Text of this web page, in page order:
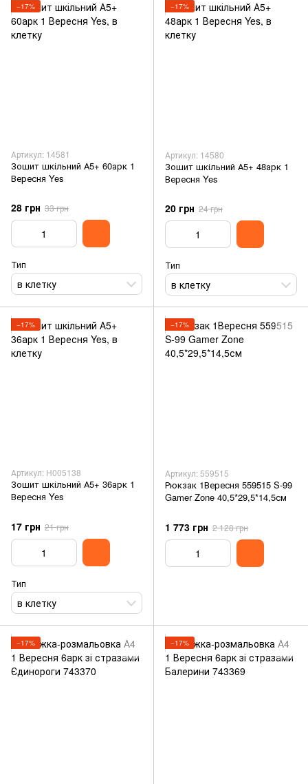
−17%
Артикул: 14581
Зошит шкільний А5+ 60арк 1
Вересня Yes
28 грн 33 грн
Тип
в клетку
−17%
Артикул: 14580
Зошит шкільний А5+ 48арк 1
Вересня Yes
20 грн 24 грн
Тип
в клетку
−17%
Артикул: H005138
Зошит шкільний А5+ 36арк 1
Вересня Yes
17 грн 21 грн
Тип
в клетку
−17%
Артикул: 559515
Рюкзак 1Вересня 559515 S-99
Gamer Zone 40,5*29,5*14,5см
1 773 грн 2 128 грн
−17% −17%